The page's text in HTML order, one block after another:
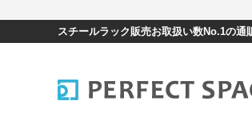
スチールラック販売お取扱い数No.1の